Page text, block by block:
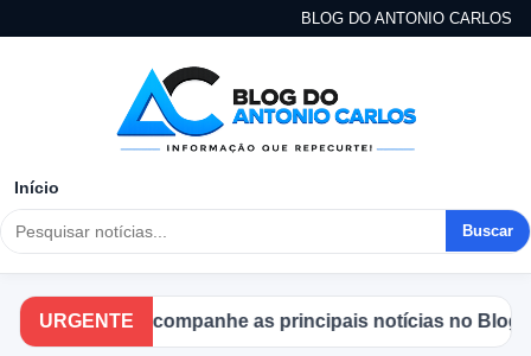
BLOG DO ANTONIO CARLOS
Início
Buscar
URGENTEAcompanhe as principais notícias no Blog do